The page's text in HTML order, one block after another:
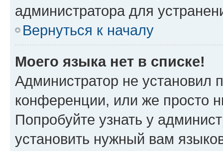
администратора для
Вернуться к началу
Моего языка нет в списке!
Администратор не установил
конференции, или же просто
Попробуйте узнать у
установить нужный вам